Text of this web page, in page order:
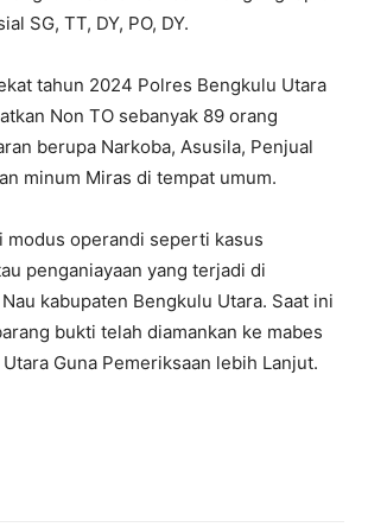
SG, TT, DY, PO, DY.
tahun 2024 Polres Bengkulu Utara
Non TO sebanyak 89 orang
berupa Narkoba, Asusila, Penjual
minum Miras di tempat umum.
modus operandi seperti kasus
penganiayaan yang terjadi di
kabupaten Bengkulu Utara. Saat ini
bukti telah diamankan ke mabes
Guna Pemeriksaan lebih Lanjut.